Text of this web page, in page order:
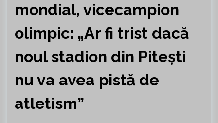
mondial, vicecampion
olimpic: „Ar fi trist dacă
noul stadion din Pitești
nu va avea pistă de
atletism”